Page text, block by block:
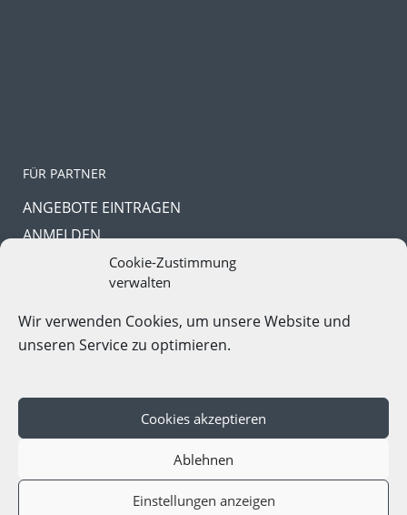
Cookie-Zustimmung
verwalten
Wir verwenden Cookies, um unsere Website und
unseren Service zu optimieren.
Cookies akzeptieren
Ablehnen
Einstellungen anzeigen
ab247,00€ p.P.
FÜR PARTNER
ANGEBOTE EINTRAGEN
ANMELDEN
PASSWORT VERGESSEN
In Kooperation mitGruppenreise-Portal.com
Copyright © 2023. All Rights Reserved |Impressum|